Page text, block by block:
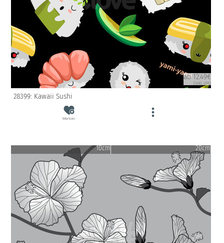
ab 12.49€
(inkl. USt)
28399: Kawaii Sushi
Merken
10cm 20cm